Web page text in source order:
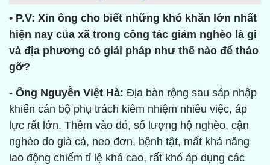
• P.V: Xin ông cho biết những khó khăn lớn nhất
hiện nay của xã trong công tác giảm nghèo là gì
và địa phương có giải pháp như thế nào để tháo
gỡ?
- Ông Nguyễn Việt Hà: Địa bàn rộng sau sáp nhập
khiến cán bộ phụ trách kiêm nhiệm nhiều việc, áp
lực rất lớn. Thêm vào đó, số lượng hộ nghèo, cận
nghèo do già cả, neo đơn, bệnh tật, mất khả năng
lao động chiếm tỉ lệ khá cao, rất khó áp dụng các